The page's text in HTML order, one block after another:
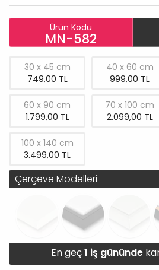
Ürün Kodu
MN-582
30 x 45 cm
749,00 TL
40 x 60 cm
999,00 TL
60 x 90 cm
1.799,00 TL
70 x 100 cm
2.099,00 TL
100 x 140 cm
3.499,00 TL
Çerçeve Modelleri
En geç1 iş gününde